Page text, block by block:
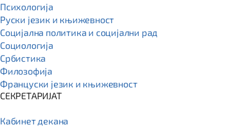
Психологија
Руски језик и књижевност
Социјална политика и социјални рад
Социологија
Србистика
Филозофија
Француски језик и књижевност
СЕКРЕТАРИЈАТ
Кабинет декана